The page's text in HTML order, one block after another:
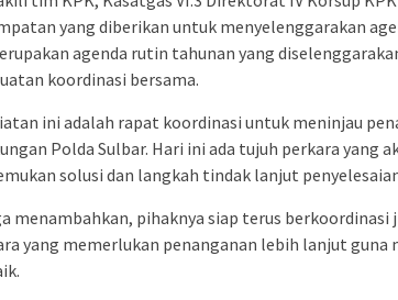
yang diberikan untuk menyelenggarakan
agenda rutin tahunan yang
koordinasi bersama.
ini adalah rapat koordinasi untuk meninjau
Polda Sulbar. Hari ini ada tujuh perkara yang
solusi dan langkah tindak lanjut
menambahkan, pihaknya siap terus
yang memerlukan penanganan lebih lanjut guna